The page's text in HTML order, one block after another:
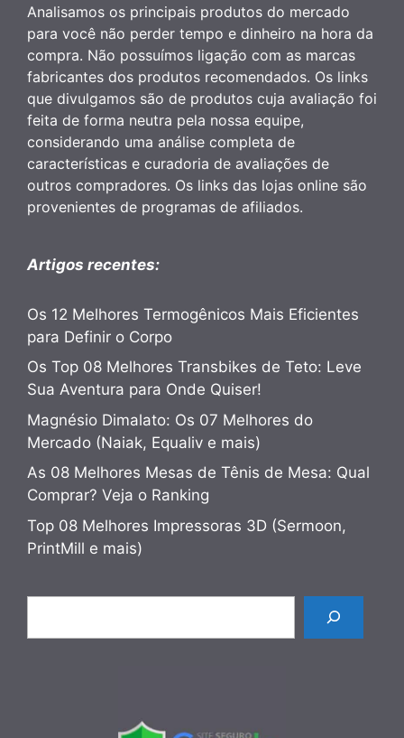
Analisamos os principais produtos do mercado
para você não perder tempo e dinheiro na hora da
compra. Não possuímos ligação com as marcas
fabricantes dos produtos recomendados. Os links
que divulgamos são de produtos cuja avaliação foi
feita de forma neutra pela nossa equipe,
considerando uma análise completa de
características e curadoria de avaliações de
outros compradores. Os links das lojas online são
provenientes de programas de afiliados.
Artigos recentes:
Os 12 Melhores Termogênicos Mais Eficientes
para Definir o Corpo
Os Top 08 Melhores Transbikes de Teto: Leve
Sua Aventura para Onde Quiser!
Magnésio Dimalato: Os 07 Melhores do
Mercado (Naiak, Equaliv e mais)
As 08 Melhores Mesas de Tênis de Mesa: Qual
Comprar? Veja o Ranking
Top 08 Melhores Impressoras 3D (Sermoon,
PrintMill e mais)